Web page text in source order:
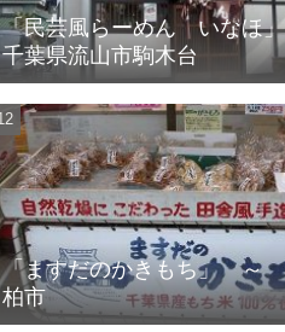
「民芸風らーめん いな
千葉県流山市駒木台
「ますだのかきもち」 ～
柏市